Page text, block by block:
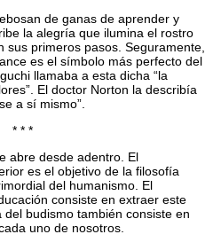
de ganas de aprender y
la alegría que ilumina el rostro
sus primeros pasos. Seguramente,
es el símbolo más perfecto del
llamaba a esta dicha “la
El doctor Norton la describía
a sí mismo”.
* * *
abre desde adentro. El
es el objetivo de la filosofía
del humanismo. El
consiste en extraer este
budismo también consiste en
uno de nosotros.